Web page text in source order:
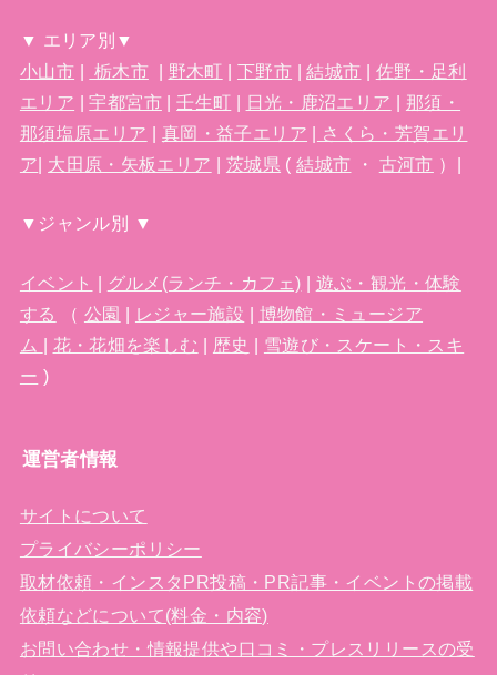
▼ エリア別▼
小山市
栃木市| 野木町 下野市 |結城市
佐野・足利
エリア |宇都宮市|壬生町 日光・鹿沼エリア
那須・
那須塩原エリア
真岡・益子エリア
さくら・芳賀エリ
ア
大田原・矢板エリア 茨城県 (結城市 ・ 古河市 ）|
▼ジャンル別 ▼
イベント グルメ(ランチ・カフェ)
遊ぶ・観光・体験
する
（ 公園 レジャー施設
博物館・ミュージア
ム
花・花畑を楽しむ 歴史
雪遊び・スケート・スキ
ー )
運営者情報
サイトについて
プライバシーポリシー
取材依頼・インスタPR投稿・PR記事・イベントの掲載
依頼などについて(料金・内容)
お問い合わせ・情報提供や口コミ・プレスリリースの受